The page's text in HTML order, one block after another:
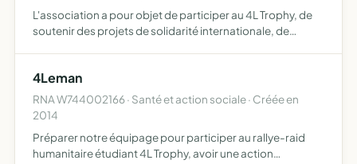
L'association a pour objet de participer au 4L Trophy, de
soutenir des projets de solidarité internationale, de
d…
4Leman
RNA W744002166 · Santé et action sociale · Créée en
2014
Préparer notre équipage pour participer au rallye-raid
humanitaire étudiant 4L Trophy, avoir une action